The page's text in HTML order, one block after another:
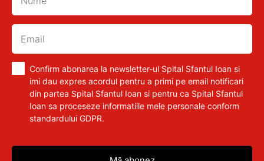
Confirm abonarea la newsletter-ul Spital Sfantul Ioan si
imi dau expres acordul pentru a primi pe email notificari
din partea Spital Sfantul Ioan si pentru ca Spital Sfantul
Ioan sa proceseze informatiile mele personale conform
standardului GDPR.